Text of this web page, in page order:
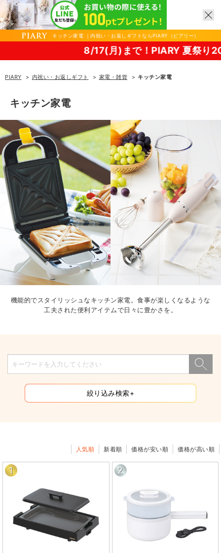
キッチン家電 ｜内祝い・お返しギフトならPIARY（ピアリー）
8/17(月)まで！PIARY 夏祭り2026！
PIARY 内祝い・お返しギフト 家電・雑貨 キッチン家電
キッチン家電
機能的でスタイリッシュなキッチン家電。食事が楽しくなるような
工夫された便利アイテムで日々に豊かさを。
絞り込み検索+
人気順 新着順 価格が安い順 価格が高い順
1 2